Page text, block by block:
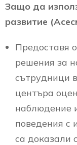
Защо да
развитие
Предоставя
решения за
сътрудници
центъра
наблюдение
поведения с
са доказали